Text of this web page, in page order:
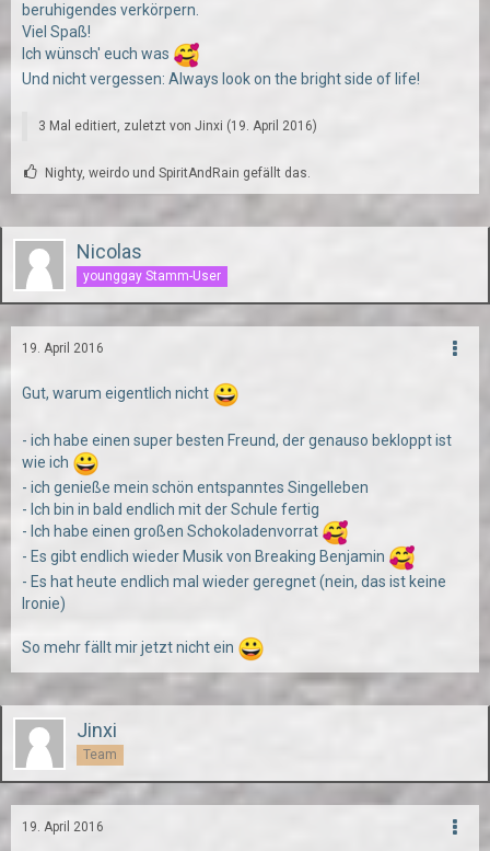
beruhigendes verkörpern.
Viel Spaß!
Ich wünsch' euch was
Und nicht vergessen: Always look on the bright side of life!
3 Mal editiert, zuletzt von Jinxi (19. April 2016)
Nighty, weirdo und SpiritAndRain gefällt das.
Nicolas
younggay Stamm-User
19. April 2016
Gut, warum eigentlich nicht
- ich habe einen super besten Freund, der genauso bekloppt ist
wie ich
- ich genieße mein schön entspanntes Singelleben
- Ich bin in bald endlich mit der Schule fertig
- Ich habe einen großen Schokoladenvorrat
- Es gibt endlich wieder Musik von Breaking Benjamin
- Es hat heute endlich mal wieder geregnet (nein, das ist keine
Ironie)
So mehr fällt mir jetzt nicht ein
Jinxi
Team
19. April 2016